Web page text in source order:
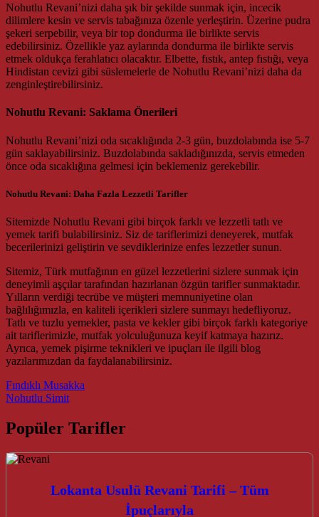
Nohutlu Revani’nizi daha şık bir şekilde sunmak için, incecik
dilimlere kesin ve servis tabağınıza özenle yerleştirin. Üzerine pudra
şekeri serpebilir, veya bir top dondurma ile birlikte servis
edebilirsiniz. Özellikle yaz aylarında dondurma ile birlikte servis
etmek oldukça ferahlatıcı olacaktır. Elbette, fıstık, antep fıstığı, veya
Hindistan cevizi gibi süslemelerle de Nohutlu Revani’nizi daha da
zenginleştirebilirsiniz.
Nohutlu Revani: Saklama Önerileri
Nohutlu Revani’nizi oda sıcaklığında 2-3 gün, buzdolabında ise 5-7
gün saklayabilirsiniz. Buzdolabında sakladığınızda, servis etmeden
önce oda sıcaklığına gelmesi için beklemeniz gerekebilir.
Nohutlu Revani: Daha Fazla Lezzetli Tarifler
Sitemizde Nohutlu Revani gibi birçok farklı ve lezzetli tatlı ve
yemek tarifi bulabilirsiniz. Siz de tariflerimizi deneyerek, mutfak
becerilerinizi geliştirin ve sevdiklerinize enfes lezzetler sunun.
Sitemiz, Türk mutfağının en güzel lezzetlerini sizlere sunmak için
deneyimli aşçılar tarafından hazırlanan özgün tarifler sunmaktadır.
Yılların verdiği tecrübe ve müşteri memnuniyetine olan
bağlılığımızla, en kaliteli içerikleri sizlere sunmayı hedefliyoruz.
Tatlı ve tuzlu yemekler, pasta ve kekler gibi birçok farklı kategoriye
ait tariflerimizle, mutfak yolculuğunuza keyif katmaya hazırız.
Ayrıca, yemek pişirme teknikleri ve ipuçları ile ilgili blog
yazılarımızdan da faydalanabilirsiniz.
Post navigation
Fındıklı Musakka
Nohutlu Simit
Popüler Tarifler
Lokanta Usulü Revani Tarifi – Tüm
İpuçlarıyla